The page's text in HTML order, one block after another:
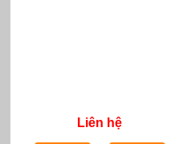
Liên hệ